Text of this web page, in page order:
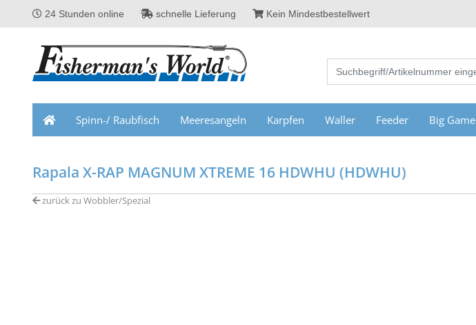
24 Stunden online schnelle Lieferung Kein Mindestbestellwert
Spinn-/ Raubfisch Meeresangeln Karpfen Waller Feeder Big Game
Rapala X-RAP MAGNUM XTREME 16 HDWHU (HDWHU)
zurück zu Wobbler/Spezial